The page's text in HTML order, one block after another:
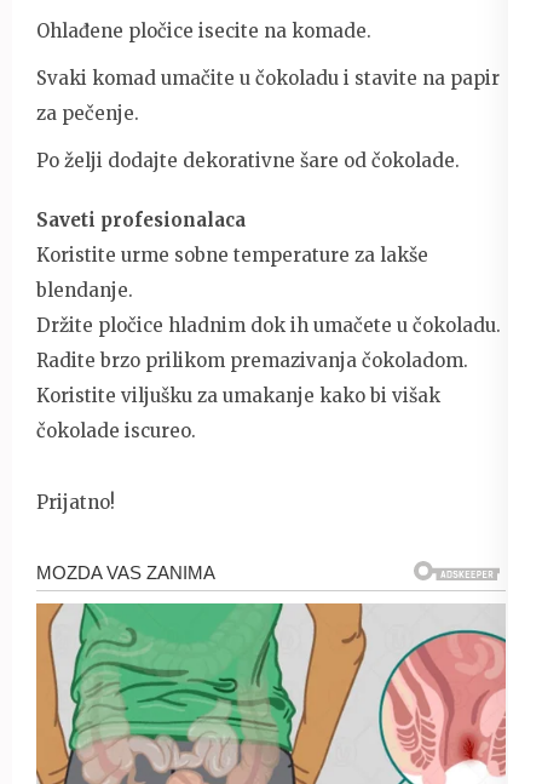
Ohlađene pločice isecite na komade.
Svaki komad umačite u čokoladu i stavite na papir
za pečenje.
Po želji dodajte dekorativne šare od čokolade.
Saveti profesionalaca
Koristite urme sobne temperature za lakše
blendanje.
Držite pločice hladnim dok ih umačete u čokoladu.
Radite brzo prilikom premazivanja čokoladom.
Koristite viljušku za umakanje kako bi višak
čokolade iscureo.
Prijatno!